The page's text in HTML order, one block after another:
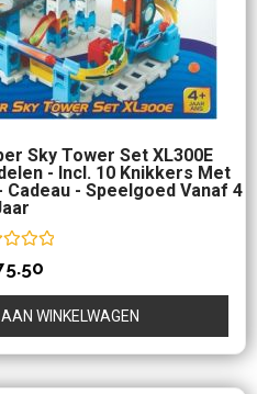
Sky Tower Set XL300E
- Incl. 10 Knikkers Met
- Speelgoed Vanaf 4
WINKELWAGEN